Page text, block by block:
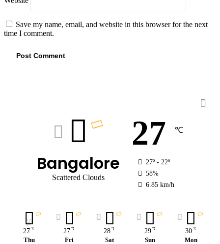
Save my name, email, and website in this browser for the next
time I comment.
Bangalore
Scattered Clouds
27 ℃
27º - 22º
58%
6.85 km/h
27 ℃
Thu
27 ℃
Fri
28 ℃
Sat
29 ℃
Sun
30 ℃
Mon